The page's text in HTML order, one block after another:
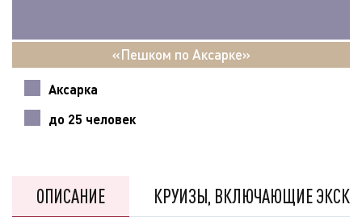
«Пешком по Аксарке»
Аксарка
до 25 человек
ОПИСАНИЕ КРУИЗЫ, ВКЛЮЧАЮЩИЕ